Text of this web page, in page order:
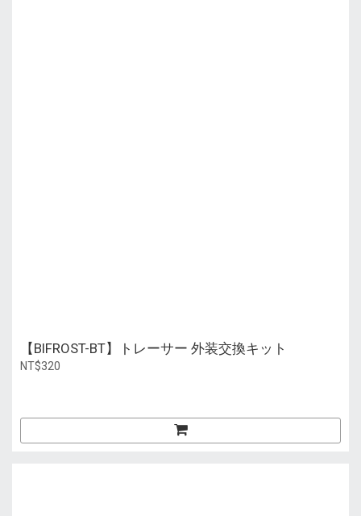
【BIFROST-BT】トレーサー 外装交換キット
NT$320